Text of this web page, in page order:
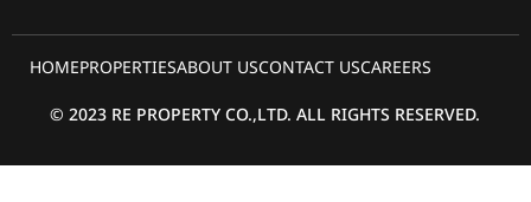
HOMEPROPERTIESABOUT USCONTACT USCAREERS
© 2023 RE PROPERTY CO.,LTD. ALL RIGHTS RESERVED.